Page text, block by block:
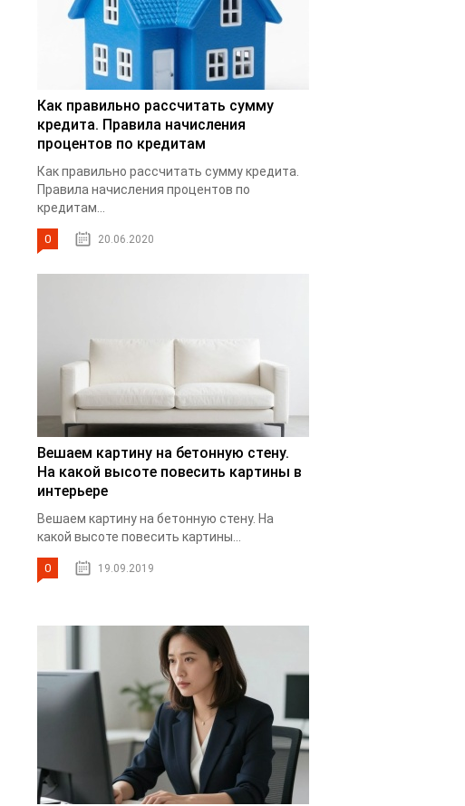
Как правильно рассчитать сумму
кредита. Правила начисления
процентов по кредитам
Как правильно рассчитать сумму кредита.
Правила начисления процентов по
кредитам...
0 20.06.2020
Вешаем картину на бетонную стену.
На какой высоте повесить картины в
интерьере
Вешаем картину на бетонную стену. На
какой высоте повесить картины...
0 19.09.2019